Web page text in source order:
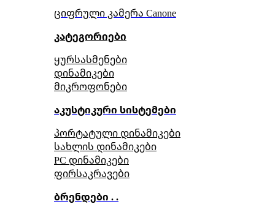
ციფრული კამერა Сanone
კატეგორიები
ყურსასმენები
დინამიკები
მიკროფონები
აკუსტიკური სისტემები
პორტატული დინამიკები
სახლის დინამიკები
PC დინამიკები
ფირსაკრავები
ბრენდები . .